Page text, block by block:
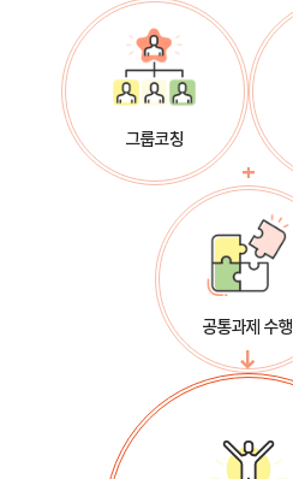
그룹코칭
공통과제 수행